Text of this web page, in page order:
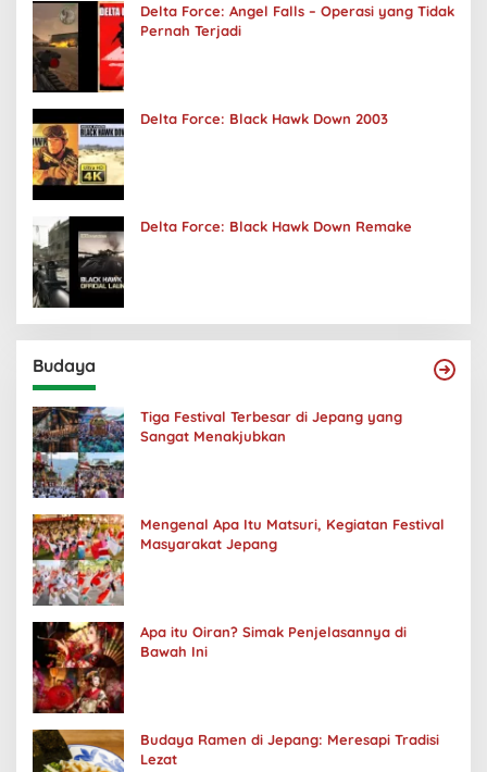
Delta Force: Angel Falls – Operasi yang Tidak
Pernah Terjadi
Delta Force: Black Hawk Down 2003
Delta Force: Black Hawk Down Remake
Budaya
Tiga Festival Terbesar di Jepang yang
Sangat Menakjubkan
Mengenal Apa Itu Matsuri, Kegiatan Festival
Masyarakat Jepang
Apa itu Oiran? Simak Penjelasannya di
Bawah Ini
Budaya Ramen di Jepang: Meresapi Tradisi
Lezat